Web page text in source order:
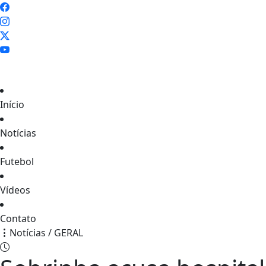
Início
Notícias
Futebol
Vídeos
Contato
Notícias / GERAL